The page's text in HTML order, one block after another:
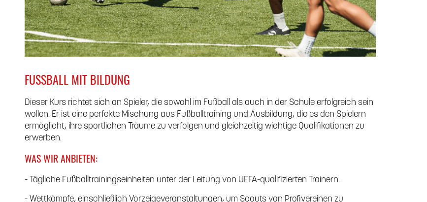
FUSSBALL MIT BILDUNG
Dieser Kurs richtet sich an Spieler, die sowohl im Fußball als auch in der Schule erfolgreich sein
wollen. Er ist eine perfekte Mischung aus Fußballtraining und Ausbildung, die es den Spielern
ermöglicht, ihre sportlichen Träume zu verfolgen und gleichzeitig wichtige Qualifikationen zu
erwerben.
WAS WIR ANBIETEN:
- Tägliche Fußballtrainingseinheiten unter der Leitung von UEFA-qualifizierten Trainern.
- Wettkämpfe, einschließlich Vorzeigeveranstaltungen, um Scouts von Profivereinen zu